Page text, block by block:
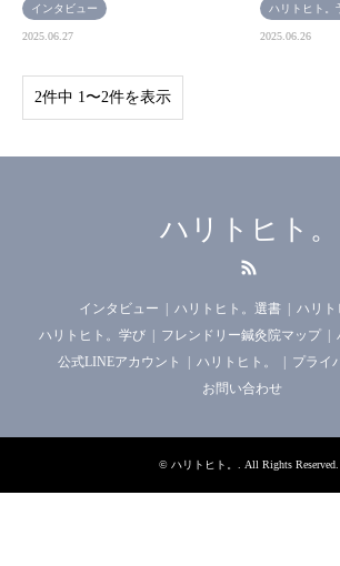
インタビュー
2025.06.27
ハリトヒト。
2025.06.26
2件中 1〜2件を表示
ハリトヒト。
インタビュー ハリトヒト。選書
ハリト
ハリトヒト。学び
フレンドリー鍼灸院マップ
公式LINEアカウント
ハリトヒト。
プライ
お問い合わせ
© ハリトヒト。 . All Rights Reserved.